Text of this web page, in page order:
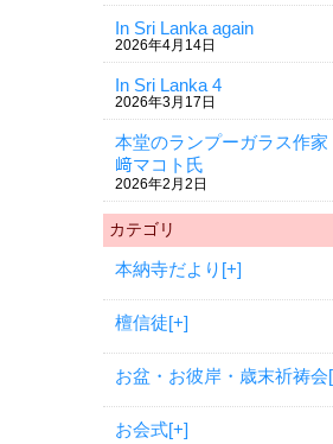
In Sri Lanka again
2026年4月14日
In Sri Lanka 4
2026年3月17日
本堂のランプーガラス作
﨑マコト氏
2026年2月2日
カテゴリ
本納寺だより [+]
檀信徒[+]
お盆・お彼岸・歳末祈祷会
お会式[+]